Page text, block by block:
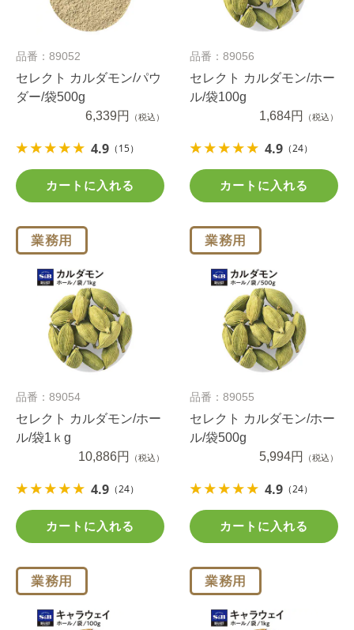
品番：89052
セレクト カルダモン/パウ
ダー/袋500g
6,339円
（税込）
4.9 （15）
カートに入れる
品番：89056
セレクト カルダモン/ホー
ル/袋100g
1,684円
（税込）
4.9 （24）
カートに入れる
品番：89054
セレクト カルダモン/ホー
ル/袋1ｋg
10,886円
（税込）
4.9 （24）
カートに入れる
品番：89055
セレクト カルダモン/ホー
ル/袋500g
5,994円
（税込）
4.9 （24）
カートに入れる